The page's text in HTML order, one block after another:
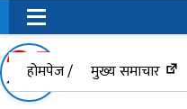
होमपेज / मुख्य समाचार